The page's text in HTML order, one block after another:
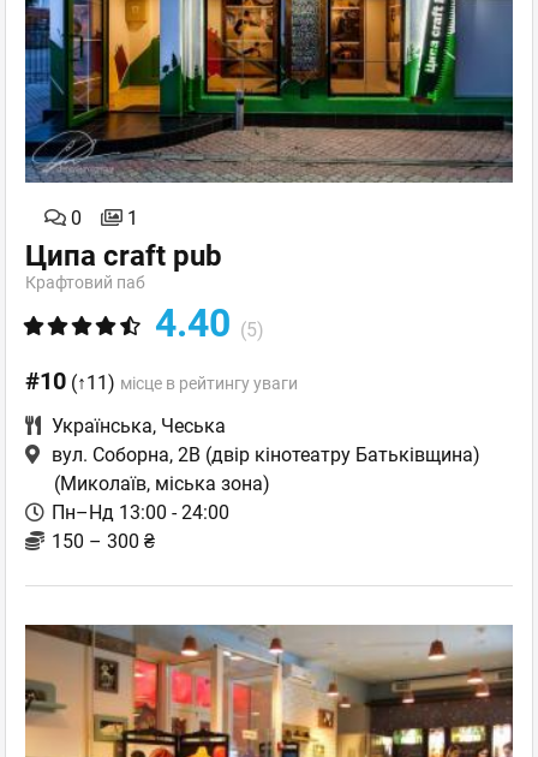
0 1
Ципа craft pub
Крафтовий паб
4.40 (5)
#10 (↑11) місце в рейтингу уваги
Українська, Чеська
вул. Соборна, 2В (двір кінотеатру Батьківщина)
(Миколаїв, міська зона)
Пн–Нд 13:00 - 24:00
150 – 300 ₴